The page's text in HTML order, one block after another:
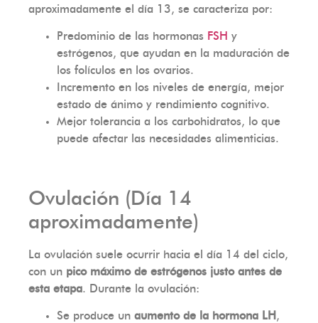
aproximadamente el día 13, se caracteriza por:
Predominio de las hormonas FSH y
estrógenos, que ayudan en la maduración de
los folículos en los ovarios.
Incremento en los niveles de energía, mejor
estado de ánimo y rendimiento cognitivo.
Mejor tolerancia a los carbohidratos, lo que
puede afectar las necesidades alimenticias.
Ovulación (Día 14
aproximadamente)
La ovulación suele ocurrir hacia el día 14 del ciclo,
con un pico máximo de estrógenos justo antes de
esta etapa. Durante la ovulación:
Se produce un aumento de la hormona LH ,